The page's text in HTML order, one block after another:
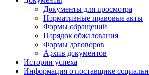
Документы для просмотра
Нормативные правовые акты
Формы обращений
Порядок обжалования
Формы договоров
Архив документов
Истории успеха
Информация о поставщике